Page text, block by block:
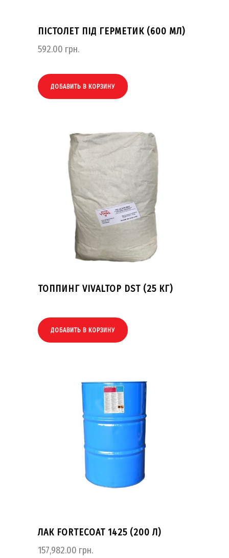
ПІСТОЛЕТ ПІД ГЕРМЕТИК (600 МЛ)
592.00 грн.
ДОБАВИТЬ В КОРЗИНУ
ТОППИНГ VIVALTOP DST (25 КГ)
ДОБАВИТЬ В КОРЗИНУ
ЛАК FORTECOAT 1425 (200 Л)
157,982.00 грн.